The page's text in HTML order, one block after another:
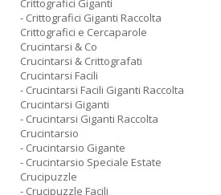
Crittografici Giganti
- Crittografici Giganti Raccolta
Crittografici e Cercaparole
Crucintarsi & Co
Crucintarsi & Crittografati
Crucintarsi Facili
- Crucintarsi Facili Giganti Raccolta
Crucintarsi Giganti
- Crucintarsi Giganti Raccolta
Crucintarsio
- Crucintarsio Gigante
- Crucintarsio Speciale Estate
Crucipuzzle
- Crucipuzzle Facili